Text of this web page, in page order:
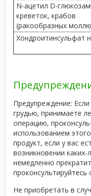
N-ацетил D-
креветок, крабов
(ракообразных
Хондроитинсульфат
Предупреждение:
грудью, принимаете
операцию,
использованием
продукт, если у вас
возникновении
немедленно
проконсультируйтесь
Не приобретать в